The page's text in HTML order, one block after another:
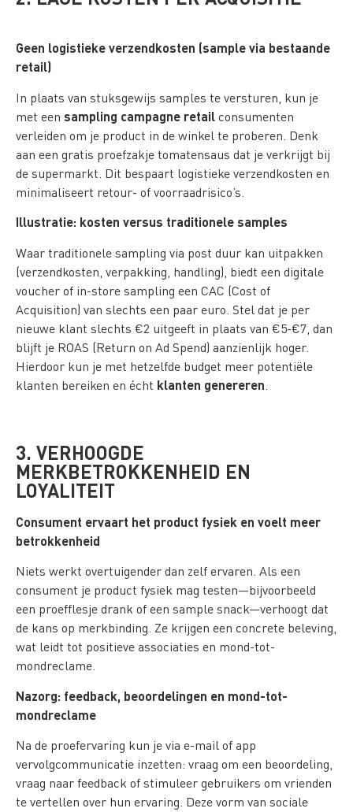
Geen logistieke verzendkosten (sample via bestaande
retail)
In plaats van stuksgewijs samples te versturen, kun je
met een sampling campagne retail consumenten
verleiden om je product in de winkel te proberen. Denk
aan een gratis proefzakje tomatensaus dat je verkrijgt bij
de supermarkt. Dit bespaart logistieke verzendkosten en
minimaliseert retour- of voorraadrisico’s.
Illustratie: kosten versus traditionele samples
Waar traditionele sampling via post duur kan uitpakken
(verzendkosten, verpakking, handling), biedt een digitale
voucher of in-store sampling een CAC (Cost of
Acquisition) van slechts een paar euro. Stel dat je per
nieuwe klant slechts €2 uitgeeft in plaats van €5-€7, dan
blijft je ROAS (Return on Ad Spend) aanzienlijk hoger.
Hierdoor kun je met hetzelfde budget meer potentiële
klanten bereiken en écht klanten genereren
3. VERHOOGDE
MERKBETROKKENHEID EN
LOYALITEIT
Consument ervaart het product fysiek en voelt meer
betrokkenheid
Niets werkt overtuigender dan zelf ervaren. Als een
consument je product fysiek mag testen—bijvoorbeeld
een proefflesje drank of een sample snack—verhoogt dat
de kans op merkbinding. Ze krijgen een concrete beleving,
wat leidt tot positieve associaties en mond-tot-
mondreclame.
Nazorg: feedback, beoordelingen en mond-tot-
mondreclame
Na de proefervaring kun je via e-mail of app
vervolgcommunicatie inzetten: vraag om een beoordeling,
vraag naar feedback of stimuleer gebruikers om vrienden
te vertellen over hun ervaring. Deze vorm van sociale